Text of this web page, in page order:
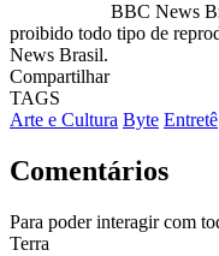
BBC News
proibido todo tipo de
News Brasil.
Compartilhar
TAGS
Arte e Cultura Byte Entretê
Comentários
Para poder interagir com
Terra